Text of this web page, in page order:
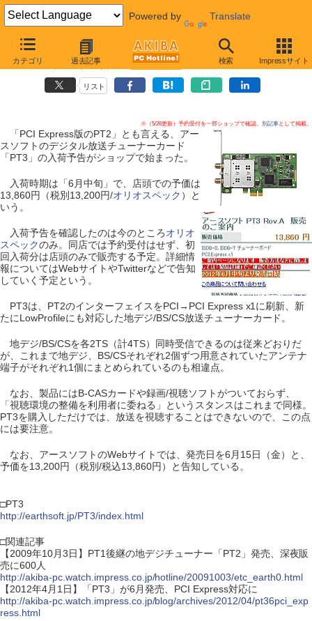
Powered by Translate
カテゴリ 過去記事 検索 Impressサイト
【 2012年5月22日 】
「PT3」の入荷が予告、6月中旬
リスト
※（5/26更新）予約受付を一部ショップで確認。 別記事として掲載。
「PCI Express版のPT2」とも言える、アー
スソフトのデジタル放送チューナーカード
「PT3」の入荷予告がショップで始まった。
入荷時期は「6月中旬」で、店頭での予価は
13,860円（税別13,200円/オリオスペック ）と
いう。
入荷予告を確認したのは今のところオリオ
スペックのみ。同店では予約受付はせず、初
回入荷分は店頭のみで販売する予定。詳細情
報についてはWebサイトやTwitterなどで告知
していく予定という。
PT3は、PT2のインターフェイスをPCI→PCI Express x1に刷新、新
たにLowProfileにも対応した地デジ/BS/CS放送チューナーカード。
地デジ/BS/CSを各2TS（計4TS）同時受信できるのは従来どおりだ
が、これまで地デジ、BS/CSそれぞれ2個ずつ用意されていたアンテナ
端子がそれぞれ1個にまとめられているのも相違点。
なお、製品にはB-CASカードや録画/視聴ソフトがついておらず、
「視聴環境の整備を利用者に委ねる」というスタンスはこれまで同様。
PT3を購入しただけでは、放送を視聴することはできないので、この点
には要注意。
なお、アースソフトのWebサイトでは、発売日を6月15日（金）と、
予価を13,200円（税別/税込13,860円）と告知している。
□PT3
http://earthsoft.jp/PT3/index.html
□関連記事
【2009年10月3日】PT1後継の地デジチューナー「PT2」発売、深夜販
売に600人
http://akiba-pc.watch.impress.co.jp/hotline/20091003/etc_earth0.html
【2012年4月1日】「PT3」が6月発売、PCI Express対応に
http://akiba-pc.watch.impress.co.jp/blog/archives/2012/04/pt36pci_exp
ress.html